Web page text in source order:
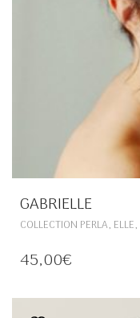
GABRIELLE
COLLECTION PERLA, ELLE,
45,00€